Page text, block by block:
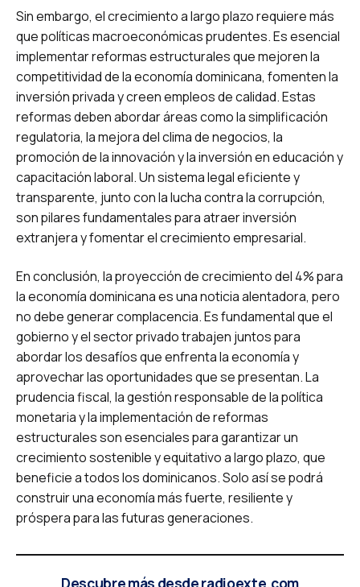
Sin embargo, el crecimiento a largo plazo requiere más
que políticas macroeconómicas prudentes. Es esencial
implementar reformas estructurales que mejoren la
competitividad de la economía dominicana, fomenten la
inversión privada y creen empleos de calidad. Estas
reformas deben abordar áreas como la simplificación
regulatoria, la mejora del clima de negocios, la
promoción de la innovación y la inversión en educación y
capacitación laboral. Un sistema legal eficiente y
transparente, junto con la lucha contra la corrupción,
son pilares fundamentales para atraer inversión
extranjera y fomentar el crecimiento empresarial.
En conclusión, la proyección de crecimiento del 4% para
la economía dominicana es una noticia alentadora, pero
no debe generar complacencia. Es fundamental que el
gobierno y el sector privado trabajen juntos para
abordar los desafíos que enfrenta la economía y
aprovechar las oportunidades que se presentan. La
prudencia fiscal, la gestión responsable de la política
monetaria y la implementación de reformas
estructurales son esenciales para garantizar un
crecimiento sostenible y equitativo a largo plazo, que
beneficie a todos los dominicanos. Solo así se podrá
construir una economía más fuerte, resiliente y
próspera para las futuras generaciones.
Descubre más desde radioexte.com